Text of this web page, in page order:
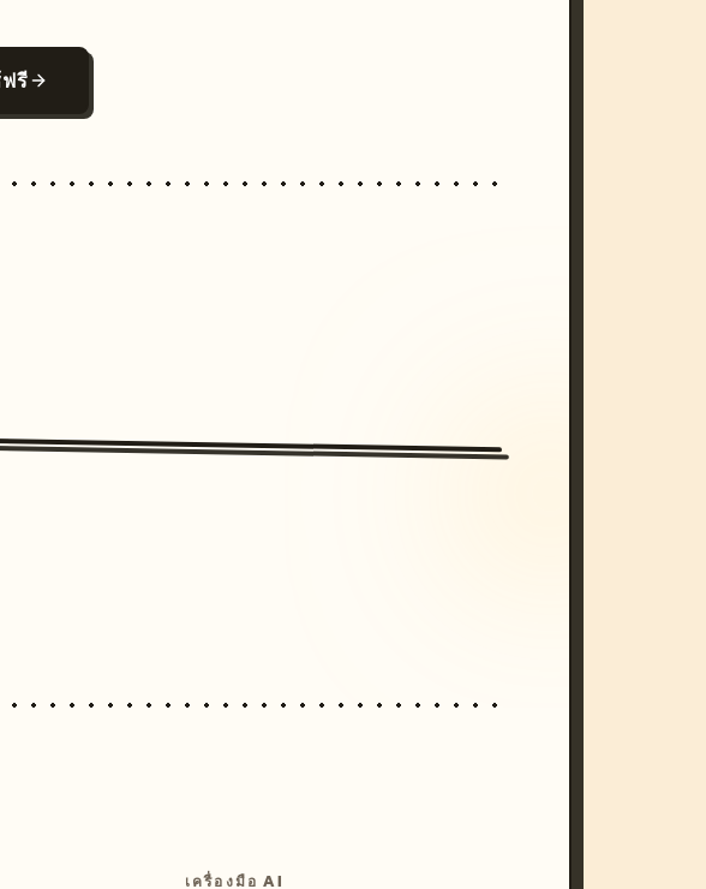
รี
เครื่องมือ AI